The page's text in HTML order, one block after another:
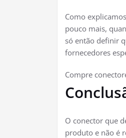
Como
pouco mais,
só então definir
fornecedores
Compre
O conector que
produto e não é